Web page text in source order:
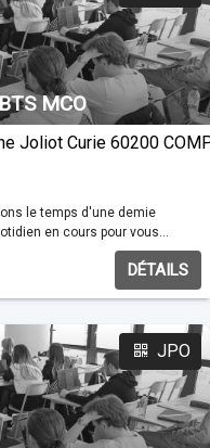
MCO
Joliot Curie 60200
le temps d'une demie
DÉTAILS
JPO